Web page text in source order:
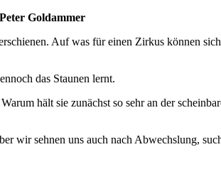
Goldammer
Auf was für einen Zirkus können sich
das Staunen lernt.
hält sie zunächst so sehr an der
wir sehnen uns auch nach Abwechslung,